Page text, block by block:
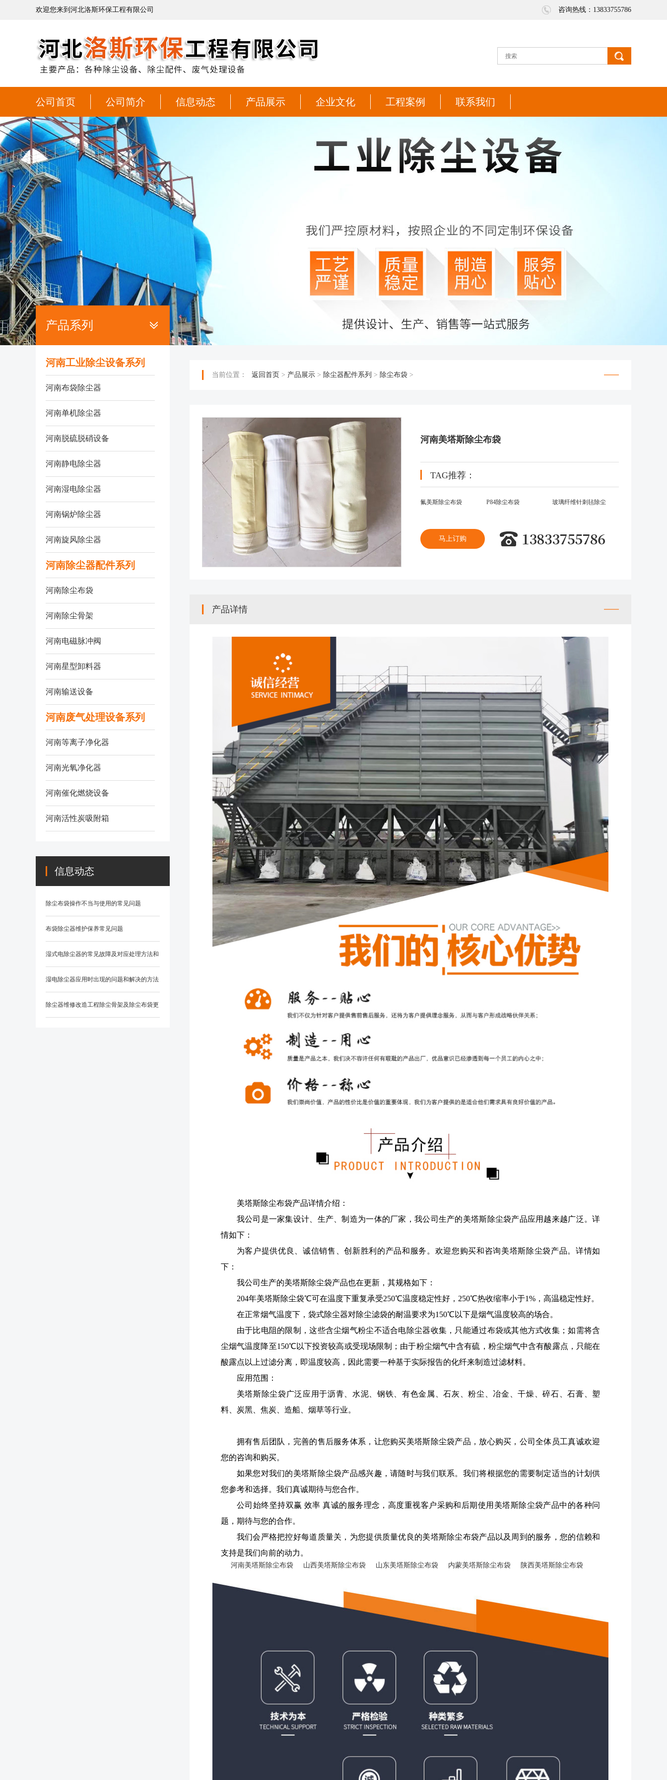
欢迎您来到河北洛斯环保工程有限公司 咨询热线：13833755786
公司首页 公司简介 信息动态 产品展示 企业文化 工程案例 联系我们
产品系列
河南工业除尘设备系列
河南布袋除尘器
河南单机除尘器
河南脱硫脱硝设备
河南静电除尘器
河南湿电除尘器
河南锅炉除尘器
河南旋风除尘器
河南除尘器配件系列
河南除尘布袋
河南除尘骨架
河南电磁脉冲阀
河南星型卸料器
河南输送设备
河南废气处理设备系列
河南等离子净化器
河南光氧净化器
河南催化燃烧设备
河南活性炭吸附箱
信息动态
除尘布袋操作不当与使用的常见问题
布袋除尘器维护保养常见问题
湿式电除尘器的常见故障及对应处理方法和
防范措施？
湿电除尘器应用时出现的问题和解决的方法
除尘器维修改造工程除尘骨架及除尘布袋更
当前位置： 返回首页 > 产品展示 > 除尘器配件系列 > 除尘布袋 >
河南美塔斯除尘布袋
TAG推荐：
氟美斯除尘布袋 P84除尘布袋
玻璃纤维针刺毡除尘
马上订购
产品详情
美塔斯除尘布袋产品详情介绍：
我公司是一家集设计、生产、制造为一体的厂家，我公司生产的美塔斯除尘袋产品应用越来越广泛。详
情如下：
为客户提供优良、诚信销售、创新胜利的产品和服务。欢迎您购买和咨询美塔斯除尘袋产品。详情如
下：
我公司生产的美塔斯除尘袋产品也在更新，其规格如下：
204年美塔斯除尘袋℃可在温度下重复承受250℃温度稳定性好，250℃热收缩率小于1%，高温稳定性好。
在正常烟气温度下，袋式除尘器对除尘滤袋的耐温要求为150℃以下是烟气温度较高的场合。
由于比电阻的限制，这些含尘烟气粉尘不适合电除尘器收集，只能通过布袋或其他方式收集；如需将含
尘烟气温度降至150℃以下投资较高或受现场限制；由于粉尘烟气中含有硫，粉尘烟气中含有酸露点，只能在
酸露点以上过滤分离，即温度较高，因此需要一种基于实际报告的化纤来制造过滤材料。
应用范围：
美塔斯除尘袋广泛应用于沥青、水泥、钢铁、有色金属、石灰、粉尘、冶金、干燥、碎石、石膏、塑
料、炭黑、焦炭、造船、烟草等行业。
拥有售后团队，完善的售后服务体系，让您购买美塔斯除尘袋产品，放心购买，公司全体员工真诚欢迎
您的咨询和购买。
如果您对我们的美塔斯除尘袋产品感兴趣，请随时与我们联系。我们将根据您的需要制定适当的计划供
您参考和选择。我们真诚期待与您合作。
公司始终坚持双赢 效率 真诚的服务理念，高度重视客户采购和后期使用美塔斯除尘袋产品中的各种问
题，期待与您的合作。
我们会严格把控好每道质量关，为您提供质量优良的美塔斯除尘布袋产品以及周到的服务，您的信赖和
支持是我们向前的动力。
河南美塔斯除尘布袋 山西美塔斯除尘布袋 山东美塔斯除尘布袋 内蒙美塔斯除尘布袋 陕西美塔斯除尘布袋